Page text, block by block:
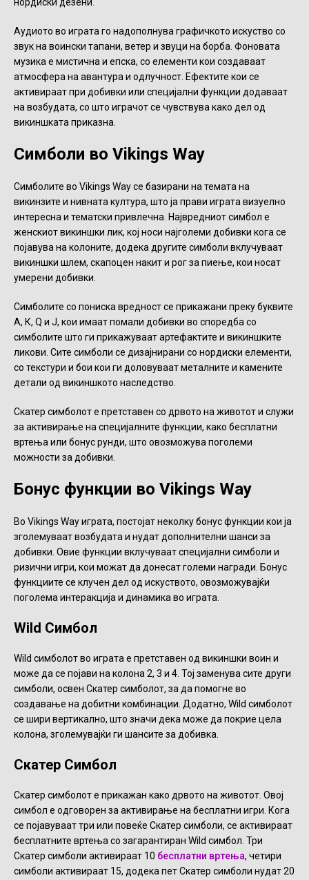
нордиски дезени.
Аудиото во играта го надополнува графичкото искуство со
звук на воински тапани, ветер и звуци на борба. Фоновата
музика е мистична и епска, со елементи кои создаваат
атмосфера на авантура и одлучност. Ефектите кои се
активираат при добивки или специјални функции додаваат
на возбудата, со што играчот се чувствува како дел од
викиншката приказна.
Симболи во Vikings Way
Симболите во Vikings Way се базирани на темата на
викинзите и нивната култура, што ја прави играта визуелно
интересна и тематски привлечна. Највредниот симбол е
женскиот викиншки лик, кој носи најголеми добивки кога се
појавува на колоните, додека другите симболи вклучуваат
викиншки шлем, скапоцен накит и рог за пиење, кои носат
умерени добивки.
Симболите со пониска вредност се прикажани преку буквите
А, К, Q и J, кои имаат помали добивки во споредба со
симболите што ги прикажуваат артефактите и викиншките
ликови. Сите симболи се дизајнирани со нордиски елементи,
со текстури и бои кои ги доловуваат металните и камените
детали од викиншкото наследство.
Скатер симболот е претставен со дрвото на животот и служи
за активирање на специјалните функции, како бесплатни
вртења или бонус рунди, што овозможува поголеми
можности за добивки.
Бонус функции во Vikings Way
Во Vikings Way играта, постојат неколку бонус функции кои ја
зголемуваат возбудата и нудат дополнителни шанси за
добивки. Овие функции вклучуваат специјални симболи и
ризични игри, кои можат да донесат големи награди. Бонус
функциите се клучен дел од искуството, овозможувајќи
поголема интеракција и динамика во играта.
Wild Симбол
Wild симболот во играта е претставен од викиншки воин и
може да се појави на колона 2, 3 и 4. Тој заменува сите други
симболи, освен Скатер симболот, за да помогне во
создавање на добитни комбинации. Додатно, Wild симболот
се шири вертикално, што значи дека може да покрие цела
колона, зголемувајќи ги шансите за добивка.
Скатер Симбол
Скатер симболот е прикажан како дрвото на животот. Овој
симбол е одговорен за активирање на бесплатни игри. Кога
се појавуваат три или повеќе Скатер симболи, се активираат
бесплатните вртења со загарантиран Wild симбол. Три
Скатер симболи активираат 10 бесплатни вртења, четири
симболи активираат 15, додека пет Скатер симболи нудат 20